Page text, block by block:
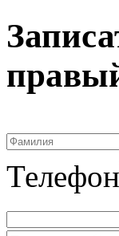
Телефон